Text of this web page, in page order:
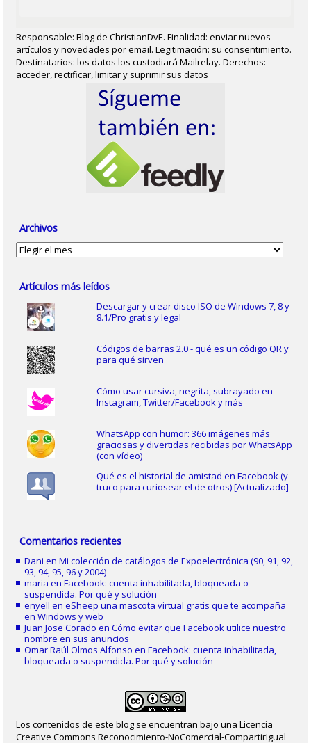
Responsable: Blog de ChristianDvE. Finalidad: enviar nuevos
artículos y novedades por email. Legitimación: su consentimiento.
Destinatarios: los datos los custodiará Mailrelay. Derechos:
acceder, rectificar, limitar y suprimir sus datos
Archivos
Archivos
Artículos más leídos
Descargar y crear disco ISO de Windows 7, 8 y
8.1/Pro gratis y legal
Códigos de barras 2.0 - qué es un código QR y
para qué sirven
Cómo usar cursiva, negrita, subrayado en
Instagram, Twitter/Facebook y más
WhatsApp con humor: 366 imágenes más
graciosas y divertidas recibidas por WhatsApp
(con vídeo)
Qué es el historial de amistad en Facebook (y
truco para curiosear el de otros) [Actualizado]
Comentarios recientes
Dani enMi colección de catálogos de Expoelectrónica (90, 91, 92,
93, 94, 95, 96 y 2004)
maria enFacebook: cuenta inhabilitada, bloqueada o
suspendida. Por qué y solución
enyell eneSheep una mascota virtual gratis que te acompaña
en Windows y web
Juan Jose Corado enCómo evitar que Facebook utilice nuestro
nombre en sus anuncios
Omar Raúl Olmos Alfonso enFacebook: cuenta inhabilitada,
bloqueada o suspendida. Por qué y solución
Los contenidos de este blog se encuentran bajo una Licencia
Creative Commons Reconocimiento-NoComercial-CompartirIgual